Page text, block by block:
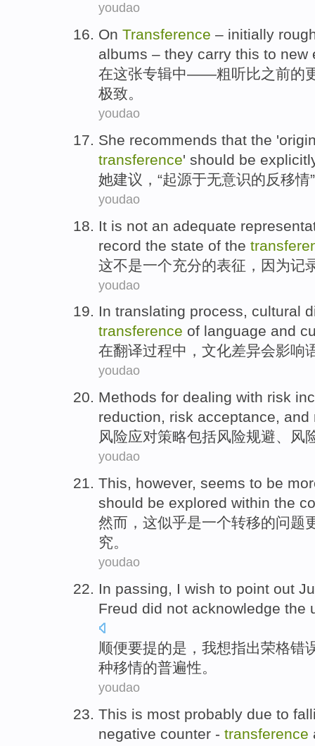
youdao
On Transference – initially
albums – they carry this to new
在这张专辑中——粗听比之前的
极致。
youdao
She recommends that the '
transference' should be
她建议 ，“起源于无意识的反移情”
youdao
It is not an adequate
record the state of the
这不是一个充分的表征 ， 因为记
youdao
In translating process, cultural
transference of language and
在翻译过程中 ， 文化差异会影响
youdao
Methods for dealing with risk
reduction, risk acceptance, and
风险应对策略包括风险规避、风
youdao
This, however, seems to be
should be explored within the
然而 ， 这似乎是一个转移的问题
究。
youdao
In passing, I wish to point out
Freud did not acknowledge the
顺便要提的是， 我想指出荣格错
种移情的普遍性。
youdao
This is most probably due to
negative counter - transference